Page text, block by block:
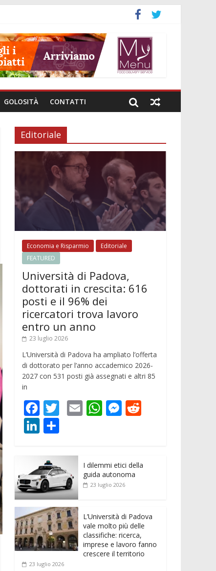
GOLOSITÀ CONTATTI
Editoriale
Economia e Risparmio
Editoriale
FEATURED
Università di Padova,
dottorati in crescita: 616
posti e il 96% dei
ricercatori trova lavoro
entro un anno
23 luglio 2026
L’Università di Padova ha ampliato l’offerta
di dottorato per l’anno accademico 2026-
2027 con 531 posti già assegnati e altri 85
in
F
ac
e
b
o
o
k
T
er
E W
A
p
M
n
g
t
Li
k
e
dI
n
n
di
vi
di
I dilemmi etici della
guida autonoma
23 luglio 2026
L’Università di Padova
vale molto più delle
classifiche: ricerca,
imprese e lavoro fanno
crescere il territorio
23 luglio 2026